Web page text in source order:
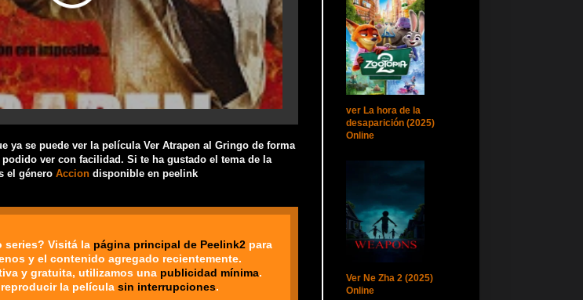
ya se puede ver la película Ver Atrapen al Gringo de forma
ver con facilidad. Si te ha gustado el tema de la
el género Accion disponible en peelink
series? Visitá la página principal de Peelink2 para
y el contenido agregado recientemente.
y gratuita, utilizamos una publicidad mínima.
la película sin interrupciones.
ver La hora de la
desaparición (2025)
Online
Ver Ne Zha 2 (2025)
Online